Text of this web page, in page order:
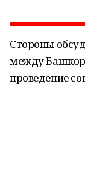
Стороны
между
проведение